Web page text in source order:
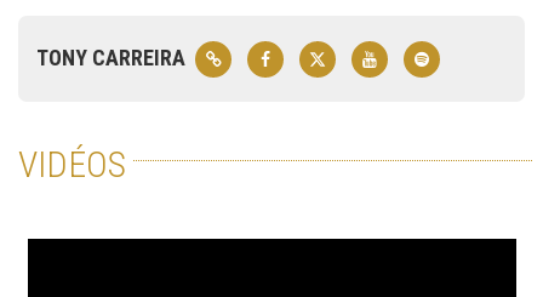
TONY CARREIRA
VIDÉOS